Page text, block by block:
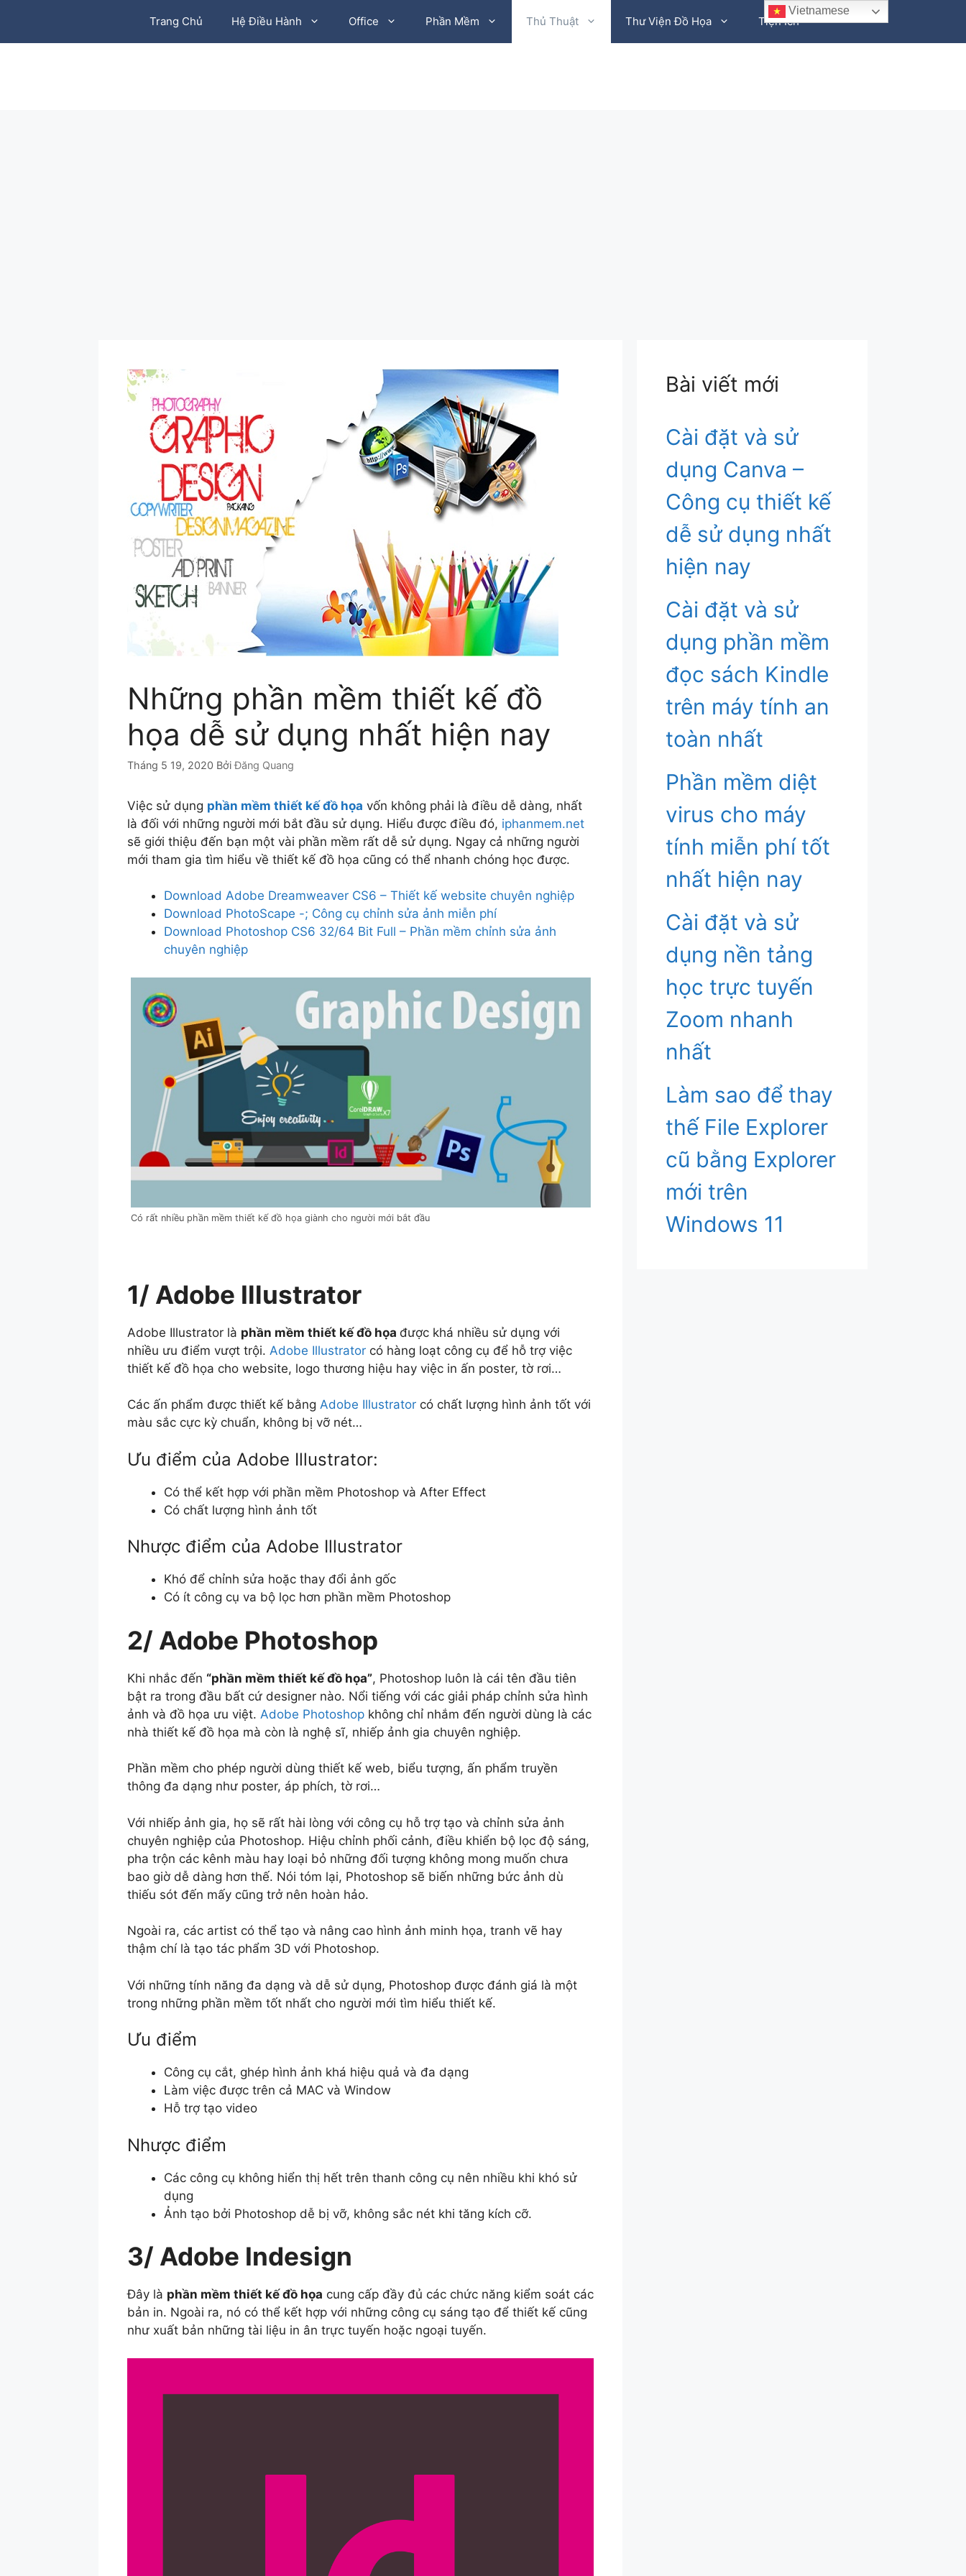
nội
Trang Chủ Hệ Điều Hành Office Phần Mềm Thủ Thuật Thư Viện Đồ Họa Tiện Ích
Những phần mềm thiết kế đồ
họa dễ sử dụng nhất hiện nay
Tháng 5 19, 2020 BởiĐăng Quang
Việc sử dụng phần mềm thiết kế đồ họa vốn không phải là điều dễ dàng, nhất
là đối với những người mới bắt đầu sử dụng. Hiểu được điều đó, iphanmem.net
sẽ giới thiệu đến bạn một vài phần mềm rất dễ sử dụng. Ngay cả những người
mới tham gia tìm hiểu về thiết kế đồ họa cũng có thể nhanh chóng học được.
Download Adobe Dreamweaver CS6 – Thiết kế website chuyên nghiệp
Download PhotoScape -; Công cụ chỉnh sửa ảnh miễn phí
Download Photoshop CS6 32/64 Bit Full – Phần mềm chỉnh sửa ảnh
chuyên nghiệp
Có rất nhiều phần mềm thiết kế đồ họa giành cho người mới bắt đầu
1/ Adobe Illustrator
Adobe Illustrator là phần mềm thiết kế đồ họa được khá nhiều sử dụng với
nhiều ưu điểm vượt trội. Adobe Illustrator có hàng loạt công cụ để hỗ trợ việc
thiết kế đồ họa cho website, logo thương hiệu hay việc in ấn poster, tờ rơi…
Các ấn phẩm được thiết kế bằng Adobe Illustrator có chất lượng hình ảnh tốt với
màu sắc cực kỳ chuẩn, không bị vỡ nét…
Ưu điểm của Adobe Illustrator:
Có thể kết hợp với phần mềm Photoshop và After Effect
Có chất lượng hình ảnh tốt
Nhược điểm của Adobe Illustrator
Khó để chỉnh sửa hoặc thay đổi ảnh gốc
Có ít công cụ va bộ lọc hơn phần mềm Photoshop
2/ Adobe Photoshop
Khi nhắc đến “phần mềm thiết kế đồ họa”, Photoshop luôn là cái tên đầu tiên
bật ra trong đầu bất cứ designer nào. Nổi tiếng với các giải pháp chỉnh sửa hình
ảnh và đồ họa ưu việt. Adobe Photoshop không chỉ nhắm đến người dùng là các
nhà thiết kế đồ họa mà còn là nghệ sĩ, nhiếp ảnh gia chuyên nghiệp.
Phần mềm cho phép người dùng thiết kế web, biểu tượng, ấn phẩm truyền
thông đa dạng như poster, áp phích, tờ rơi…
Với nhiếp ảnh gia, họ sẽ rất hài lòng với công cụ hỗ trợ tạo và chỉnh sửa ảnh
chuyên nghiệp của Photoshop. Hiệu chỉnh phối cảnh, điều khiển bộ lọc độ sáng,
pha trộn các kênh màu hay loại bỏ những đối tượng không mong muốn chưa
bao giờ dễ dàng hơn thế. Nói tóm lại, Photoshop sẽ biến những bức ảnh dù
thiếu sót đến mấy cũng trở nên hoàn hảo.
Ngoài ra, các artist có thể tạo và nâng cao hình ảnh minh họa, tranh vẽ hay
thậm chí là tạo tác phẩm 3D với Photoshop.
Với những tính năng đa dạng và dễ sử dụng, Photoshop được đánh giá là một
trong những phần mềm tốt nhất cho người mới tìm hiểu thiết kế.
Ưu điểm
Công cụ cắt, ghép hình ảnh khá hiệu quả và đa dạng
Làm việc được trên cả MAC và Window
Hỗ trợ tạo video
Nhược điểm
Các công cụ không hiển thị hết trên thanh công cụ nên nhiều khi khó sử
dụng
Ảnh tạo bởi Photoshop dễ bị vỡ, không sắc nét khi tăng kích cỡ.
3/ Adobe Indesign
Đây là phần mềm thiết kế đồ họa cung cấp đầy đủ các chức năng kiểm soát các
bản in. Ngoài ra, nó có thể kết hợp với những công cụ sáng tạo để thiết kế cũng
như xuất bản những tài liệu in ân trực tuyến hoặc ngoại tuyến.
Bài viết mới
Cài đặt và sử
dụng Canva –
Công cụ thiết kế
dễ sử dụng nhất
hiện nay
Cài đặt và sử
dụng phần mềm
đọc sách Kindle
trên máy tính an
toàn nhất
Phần mềm diệt
virus cho máy
tính miễn phí tốt
nhất hiện nay
Cài đặt và sử
dụng nền tảng
học trực tuyến
Zoom nhanh
nhất
Làm sao để thay
thế File Explorer
cũ bằng Explorer
mới trên
Windows 11
Vietnamese